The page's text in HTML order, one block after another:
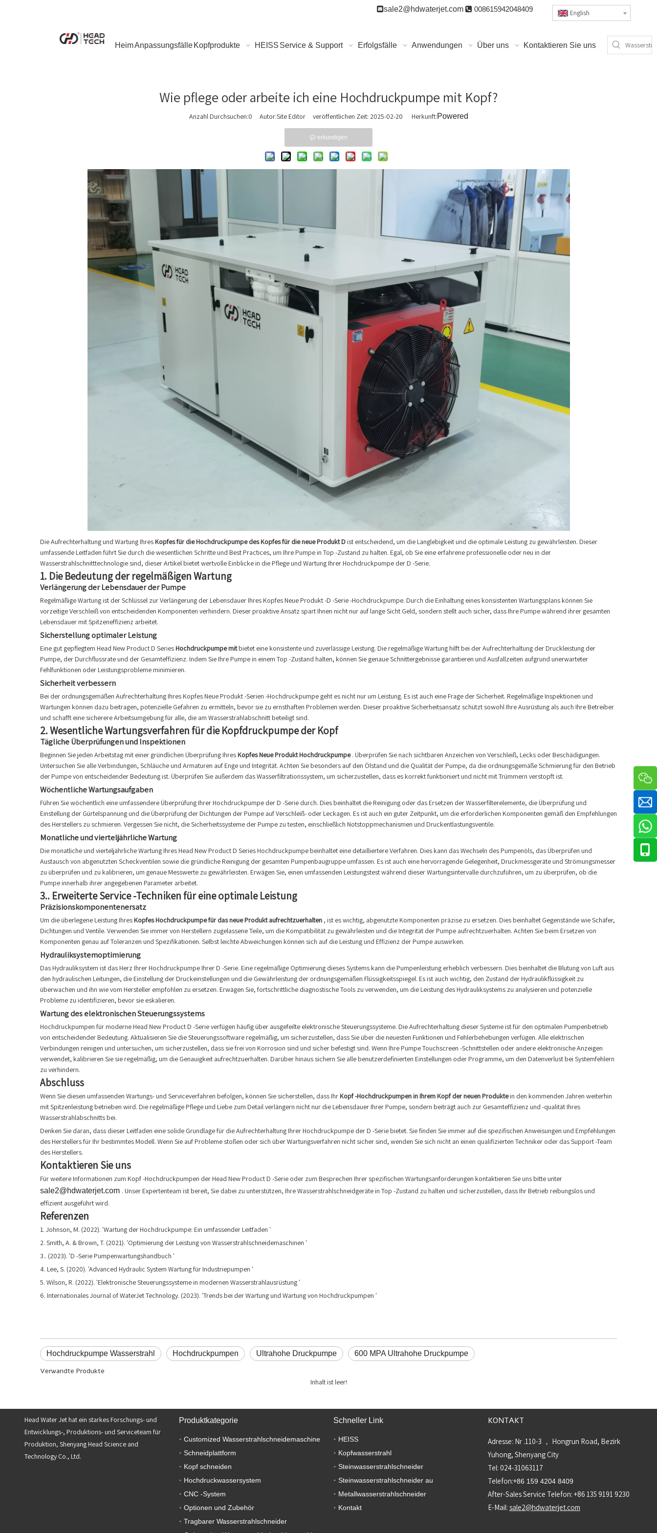
sale2@hdwaterjet.com  008615942048409 English
HeimAnpassungsfälle Kopfprodukte HEISS Service & Support Erfolgsfälle Anwendungen Über uns Kontaktieren Sie uns
Wie pflege oder arbeite ich eine Hochdruckpumpe mit Kopf?
Anzahl Durchsuchen:0 Autor:Site Editor veröffentlichen Zeit: 2025-02-20 Herkunft:Powered
erkundigen
Die Aufrechterhaltung und Wartung Ihres Kopfes für die Hochdruckpumpe des Kopfes für die neue Produkt D ist entscheidend, um die Langlebigkeit und die optimale Leistung zu gewährleisten. Dieser
umfassende Leitfaden führt Sie durch die wesentlichen Schritte und Best Practices, um Ihre Pumpe in Top -Zustand zu halten. Egal, ob Sie eine erfahrene professionelle oder neu in der
Wasserstrahlschnitttechnologie sind, dieser Artikel bietet wertvolle Einblicke in die Pflege und Wartung Ihrer Hochdruckpumpe der D -Serie.
1. DieBedeutung der regelmäßigen Wartung
Verlängerung der Lebensdauer der Pumpe
Regelmäßige Wartung ist der Schlüssel zur Verlängerung der Lebensdauer Ihres Kopfes Neue Produkt -D -Serie -Hochdruckpumpe. Durch die Einhaltung eines konsistenten Wartungsplans können Sie
vorzeitige Verschleiß von entscheidenden Komponenten verhindern. Dieser proaktive Ansatz spart Ihnen nicht nur auf lange Sicht Geld, sondern stellt auch sicher, dass Ihre Pumpe während ihrer gesamten
Lebensdauer mit Spitzeneffizienz arbeitet.
Sicherstellung optimaler Leistung
Eine gut gepflegtem Head New Product D Series Hochdruckpumpe mitbietet eine konsistente und zuverlässige Leistung. Die regelmäßige Wartung hilft bei der Aufrechterhaltung der Druckleistung der
Pumpe, der Durchflussrate und der Gesamteffizienz. Indem Sie Ihre Pumpe in einem Top -Zustand halten, können Sie genaue Schnittergebnisse garantieren und Ausfallzeiten aufgrund unerwarteter
Fehlfunktionen oder Leistungsprobleme minimieren.
Sicherheit verbessern
Bei der ordnungsgemäßen Aufrechterhaltung Ihres Kopfes Neue Produkt -Serien -Hochdruckpumpe geht es nicht nur um Leistung. Es ist auch eine Frage der Sicherheit. Regelmäßige Inspektionen und
Wartungen können dazu beitragen, potenzielle Gefahren zu ermitteln, bevor sie zu ernsthaften Problemen werden. Dieser proaktive Sicherheitsansatz schützt sowohl Ihre Ausrüstung als auch Ihre Betreiber
und schafft eine sicherere Arbeitsumgebung für alle, die am Wasserstrahlabschnitt beteiligt sind.
2.Wesentliche Wartungsverfahren für die Kopfdruckpumpe der Kopf
Tägliche Überprüfungen und Inspektionen
Beginnen Sie jeden Arbeitstag mit einer gründlichen Überprüfung Ihres Kopfes Neue Produkt Hochdruckpumpe. Überprüfen Sie nach sichtbaren Anzeichen von Verschleiß, Lecks oder Beschädigungen.
Untersuchen Sie alle Verbindungen, Schläuche und Armaturen auf Enge und Integrität. Achten Sie besonders auf den Ölstand und die Qualität der Pumpe, da die ordnungsgemäße Schmierung für den Betrieb
der Pumpe von entscheidender Bedeutung ist. Überprüfen Sie außerdem das Wasserfiltrationssystem, um sicherzustellen, dass es korrekt funktioniert und nicht mit Trümmern verstopft ist.
Wöchentliche Wartungsaufgaben
Führen Sie wöchentlich eine umfassendere Überprüfung Ihrer Hochdruckpumpe der D -Serie durch. Dies beinhaltet die Reinigung oder das Ersetzen der Wasserfilterelemente, die Überprüfung und
Einstellung der Gürtelspannung und die Überprüfung der Dichtungen der Pumpe auf Verschleiß- oder Leckagen. Es ist auch ein guter Zeitpunkt, um die erforderlichen Komponenten gemäß den Empfehlungen
des Herstellers zu schmieren. Vergessen Sie nicht, die Sicherheitssysteme der Pumpe zu testen, einschließlich Notstoppmechanismen und Druckentlastungsventile.
Monatliche und vierteljährliche Wartung
Die monatliche und vierteljährliche Wartung Ihres Head New Product D Series Hochdruckpumpe beinhaltet eine detailliertere Verfahren. Dies kann das Wechseln des Pumpenöls, das Überprüfen und
Austausch von abgenutzten Scheckventilen sowie die gründliche Reinigung der gesamten Pumpenbaugruppe umfassen. Es ist auch eine hervorragende Gelegenheit, Druckmessgeräte und Strömungsmesser
zu überprüfen und zu kalibrieren, um genaue Messwerte zu gewährleisten. Erwägen Sie, einen umfassenden Leistungstest während dieser Wartungsintervalle durchzuführen, um zu überprüfen, ob die
Pumpe innerhalb ihrer angegebenen Parameter arbeitet.
3.. Erweiterte Service -Techniken für eine optimale Leistung
Präzisionskomponentenersatz
Um die überlegene Leistung Ihres Kopfes Hochdruckpumpe für das neue Produkt aufrechtzuerhalten , ist es wichtig, abgenutzte Komponenten präzise zu ersetzen. Dies beinhaltet Gegenstände wie Schäfer,
Dichtungen und Ventile. Verwenden Sie immer von Herstellern zugelassene Teile, um die Kompatibilität zu gewährleisten und die Integrität der Pumpe aufrechtzuerhalten. Achten Sie beim Ersetzen von
Komponenten genau auf Toleranzen und Spezifikationen. Selbst leichte Abweichungen können sich auf die Leistung und Effizienz der Pumpe auswirken.
Hydrauliksystemoptimierung
Das Hydrauliksystem ist das Herz Ihrer Hochdruckpumpe Ihrer D -Serie. Eine regelmäßige Optimierung dieses Systems kann die Pumpenleistung erheblich verbessern. Dies beinhaltet die Blutung von Luft aus
den hydraulischen Leitungen, die Einstellung der Druckeinstellungen und die Gewährleistung der ordnungsgemäßen Flüssigkeitsspiegel. Es ist auch wichtig, den Zustand der Hydraulikflüssigkeit zu
überwachen und ihn wie vom Hersteller empfohlen zu ersetzen. Erwägen Sie, fortschrittliche diagnostische Tools zu verwenden, um die Leistung des Hydrauliksystems zu analysieren und potenzielle
Probleme zu identifizieren, bevor sie eskalieren.
Wartung des elektronischen Steuerungssystems
Hochdruckpumpen für moderne Head New Product D -Serie verfügen häufig über ausgefeilte elektronische Steuerungssysteme. Die Aufrechterhaltung dieser Systeme ist für den optimalen Pumpenbetrieb
von entscheidender Bedeutung. Aktualisieren Sie die Steuerungssoftware regelmäßig, um sicherzustellen, dass Sie über die neuesten Funktionen und Fehlerbehebungen verfügen. Alle elektrischen
Verbindungen reinigen und untersuchen, um sicherzustellen, dass sie frei von Korrosion sind und sicher befestigt sind. Wenn Ihre Pumpe Touchscreen -Schnittstellen oder andere elektronische Anzeigen
verwendet, kalibrieren Sie sie regelmäßig, um die Genauigkeit aufrechtzuerhalten. Darüber hinaus sichern Sie alle benutzerdefinierten Einstellungen oder Programme, um den Datenverlust bei Systemfehlern
zu verhindern.
Abschluss
Wenn Sie diesen umfassenden Wartungs- und Serviceverfahren befolgen, können Sie sicherstellen, dass Ihr Kopf -Hochdruckpumpen in Ihrem Kopf der neuen Produktein den kommenden Jahren weiterhin
mit Spitzenleistung betrieben wird. Die regelmäßige Pflege und Liebe zum Detail verlängern nicht nur die Lebensdauer Ihrer Pumpe, sondern beiträgt auch zur Gesamteffizienz und -qualität Ihres
Wasserstrahlabschnitts bei.
Denken Sie daran, dass dieser Leitfaden eine solide Grundlage für die Aufrechterhaltung Ihrer Hochdruckpumpe der D -Serie bietet. Sie finden Sie immer auf die spezifischen Anweisungen und Empfehlungen
des Herstellers für Ihr bestimmtes Modell. Wenn Sie auf Probleme stoßen oder sich über Wartungsverfahren nicht sicher sind, wenden Sie sich nicht an einen qualifizierten Techniker oder das Support -Team
des Herstellers.
Kontaktieren Sie uns
Für weitere Informationen zum Kopf -Hochdruckpumpen der Head New Product D -Serie oder zum Besprechen Ihrer spezifischen Wartungsanforderungen kontaktieren Sie uns bitte unter
sale2@hdwaterjet.com . Unser Expertenteam ist bereit, Sie dabei zu unterstützen, Ihre Wasserstrahlschneidgeräte in Top -Zustand zu halten und sicherzustellen, dass Ihr Betrieb reibungslos und
effizient ausgeführt wird.
Referenzen
1. Johnson, M. (2022). 'Wartung der Hochdruckpumpe: Ein umfassender Leitfaden '
2. Smith, A. & Brown, T. (2021). 'Optimierung der Leistung von Wasserstrahlschneidemaschinen '
3.. (2023). 'D -Serie Pumpenwartungshandbuch '
4. Lee, S. (2020). 'Advanced Hydraulic System Wartung für Industriepumpen '
5. Wilson, R. (2022). 'Elektronische Steuerungssysteme in modernen Wasserstrahlausrüstung '
6. Internationales Journal of WaterJet Technology. (2023). 'Trends bei der Wartung und Wartung von Hochdruckpumpen '
Hochdruckpumpe Wasserstrahl Hochdruckpumpen Ultrahohe Druckpumpe 600 MPA Ultrahohe Druckpumpe
Verwandte Produkte
Inhalt ist leer!
Head Water Jet hat ein starkes Forschungs- und
Entwicklungs-, Produktions- und Serviceteam für
Produktion, Shenyang Head Science and
Technology Co., Ltd.
Produktkategorie
Customized Wasserstrahlschneidemaschine
Schneidplattform
Kopf schneiden
Hochdruckwassersystem
CNC -System
Optionen und Zubehör
Tragbarer Wasserstrahlschneider
Schneller Link
HEISS
Kopfwasserstrahl
Steinwasserstrahlschneider
Steinwasserstrahlschneider au
Metallwasserstrahlschneider
Kontakt
KONTAKT
Adresse: Nr .110-3 ， Hongrun Road, Bezirk
Yuhong, Shenyang City
Tel: 024-31063117
Telefon:+86 159 4204 8409
After-Sales Service Telefon: +86 135 9191 9230
E-Mail: sale2@hdwaterjet.com